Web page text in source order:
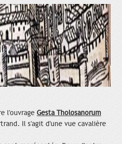
l'ouvrage Gesta Tholosanorum
Il s'agit d'une vue cavalière